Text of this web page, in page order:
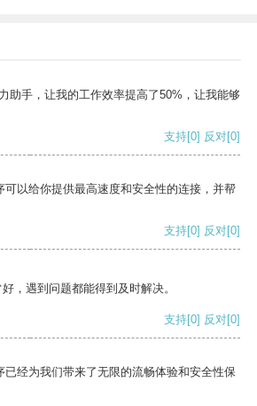
助手，让我的工作效率提高了50%，让我能够
支持[0] 反对[0]
以给你提供最高速度和安全性的连接，并帮
支持[0] 反对[0]
，遇到问题都能得到及时解决。
支持[0] 反对[0]
经为我们带来了无限的流畅体验和安全性保